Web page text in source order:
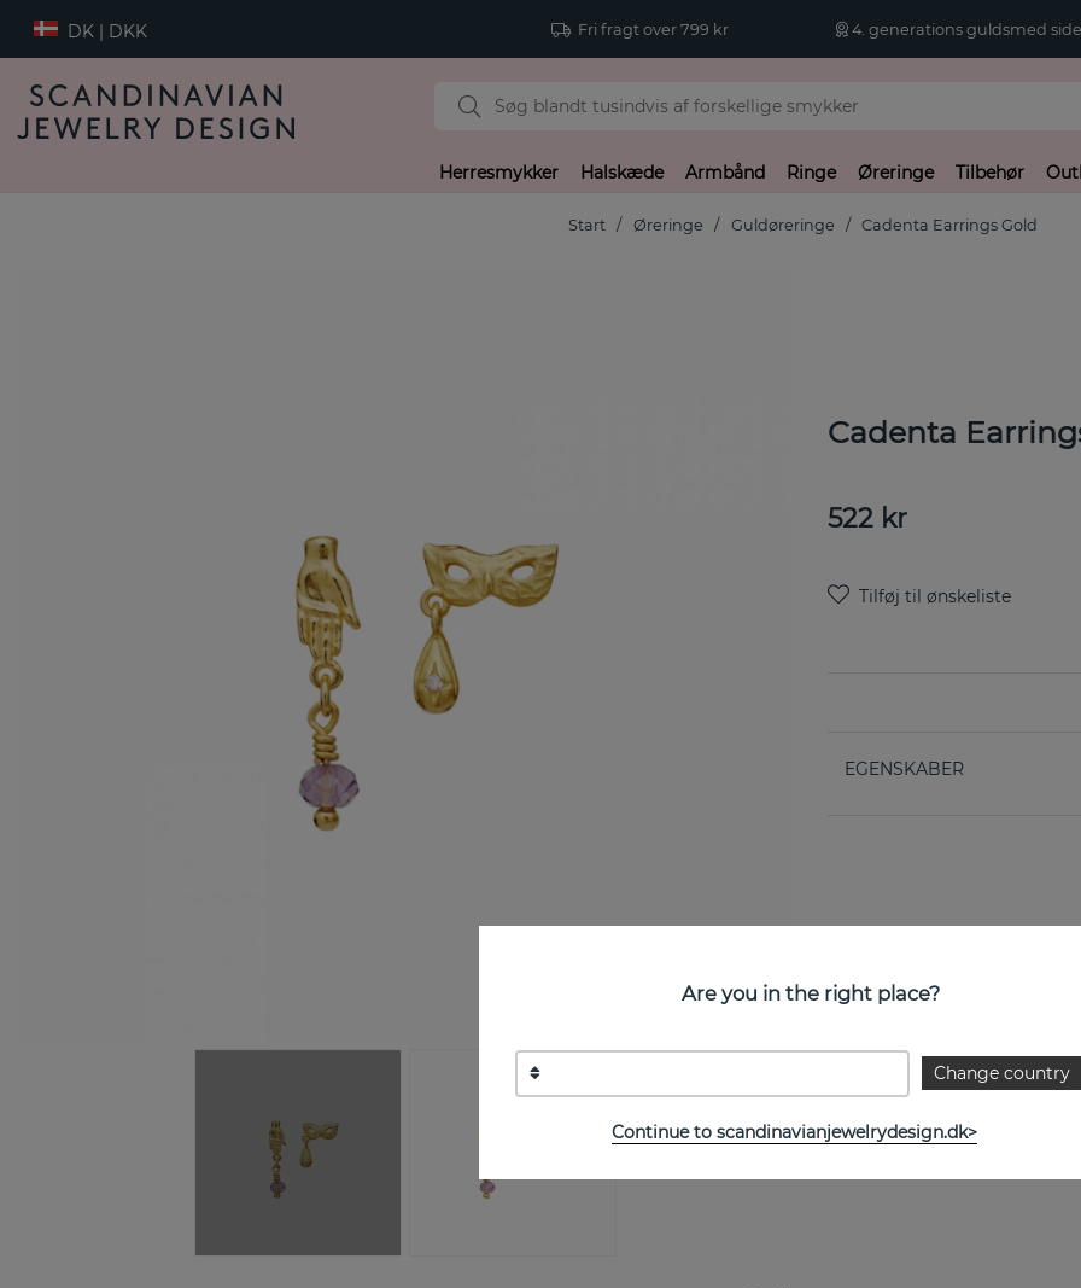
DK | DKK Fri fragt over 799 kr 4. generations guldsmed
Herresmykker Halskæde Armbånd Ringe Øreringe Tilbehør
Start Øreringe Guldøreringe Cadenta Earrings Gold
Cadenta
522 kr
EGENSKABER
Are you in the right place?
Change country
Continue to scandinavianjewelrydesign.dk>